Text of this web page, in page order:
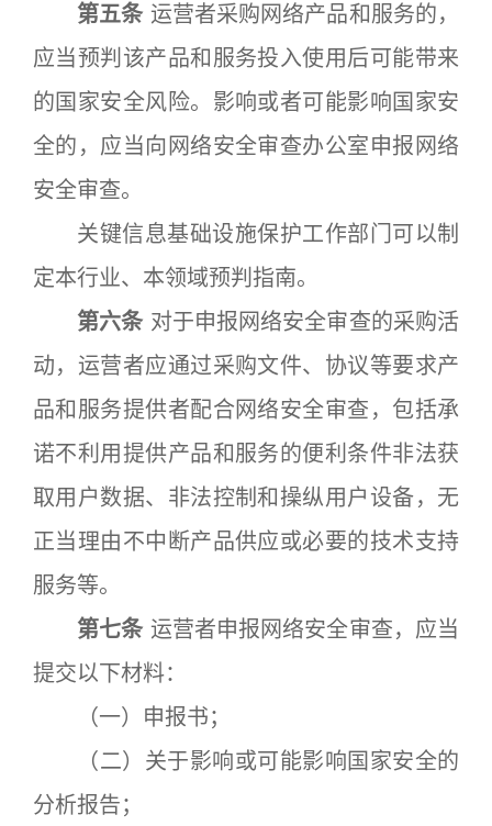
第五条 运营者采购网络产品和服务的，
应当预判该产品和服务投入使用后可能带来
的国家安全风险。影响或者可能影响国家安
全的，应当向网络安全审查办公室申报网络
安全审查。
关键信息基础设施保护工作部门可以制
定本行业、本领域预判指南。
第六条 对于申报网络安全审查的采购活
动，运营者应通过采购文件、协议等要求产
品和服务提供者配合网络安全审查，包括承
诺不利用提供产品和服务的便利条件非法获
取用户数据、非法控制和操纵用户设备，无
正当理由不中断产品供应或必要的技术支持
服务等。
第七条 运营者申报网络安全审查，应当
提交以下材料：
（一）申报书；
（二）关于影响或可能影响国家安全的
分析报告；